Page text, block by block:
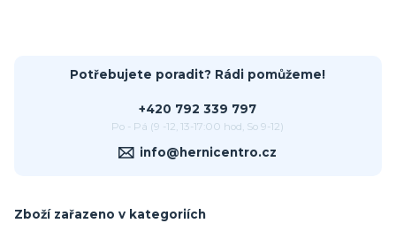
Potřebujete poradit? Rádi pomůžeme!
+420 792 339 797
Po - Pá (9 -12, 13-17:00 hod, So 9-12)
info@hernicentro.cz
Zboží zařazeno v kategoriích